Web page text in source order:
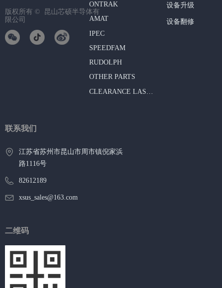
版权所有 ©
昆山芯硕半导体有
限公司
ONTRAK
AMAT
IPEC
SPEEDFAM
RUDOLPH
OTHER PARTS
设备升级
设备翻修
联系我们
江苏省苏州市昆山市周市镇倪家浜
路1116号
82612189
xsus_sales@163.com
二维码